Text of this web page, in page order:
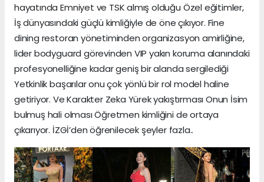
hayatında Emniyet ve TSK almış olduğu Özel eğitimler,
İş dünyasındaki güçlü kimliğiyle de öne çıkıyor. Fine
dining restoran yönetiminden organizasyon amirliğine,
lider bodyguard görevinden VIP yakın koruma alanındaki
profesyonelliğine kadar geniş bir alanda sergilediği
Yetkinlik başarılar onu çok yönlü bir rol model haline
getiriyor. Ve Karakter Zeka Yürek yakıştırması Onun İsim
bulmuş hali olması Öğretmen kimliğini de ortaya
çıkarıyor. İZGİ’den öğrenilecek şeyler fazla..